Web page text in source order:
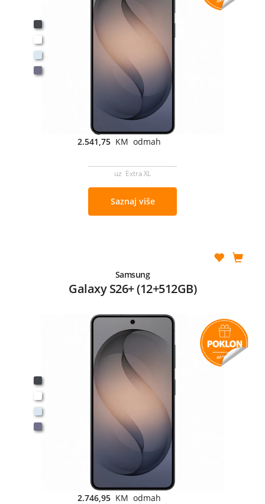
2.541,75 KM odmah
uz Extra XL
Saznaj više
Samsung
Galaxy S26+ (12+512GB)
2.746,95 KM odmah